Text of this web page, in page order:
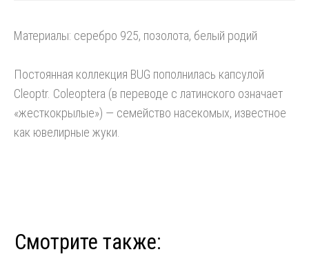
Материалы: серебро 925, позолота, белый родий
Постоянная коллекция BUG пополнилась капсулой
Cleoptr. Coleoptera (в переводе с латинского означает
«жесткокрылые») — семейство насекомых, известное
как ювелирные жуки.